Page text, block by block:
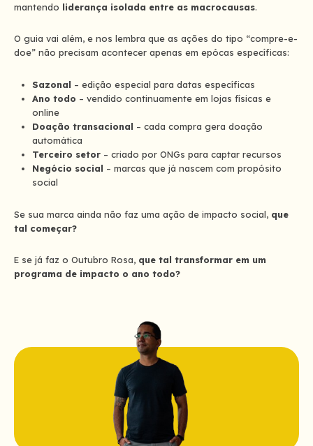
mantendo liderança isolada entre as macrocausas.
O guia vai além, e nos lembra que as ações do tipo “compre-e-
doe” não precisam acontecer apenas em epócas específicas:
Sazonal – edição especial para datas específicas
Ano todo – vendido continuamente em lojas físicas e
online
Doação transacional – cada compra gera doação
automática
Terceiro setor– criado por ONGs para captar recursos
Negócio social – marcas que já nascem com propósito
social
Se sua marca ainda não faz uma ação de impacto social, que
tal começar?
E se já faz o Outubro Rosa, que tal transformar em um
programa de impacto o ano todo?